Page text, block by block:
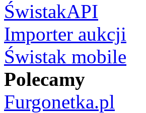
ŚwistakAPI
Importer aukcji
Świstak mobile
Polecamy
Furgonetka.pl